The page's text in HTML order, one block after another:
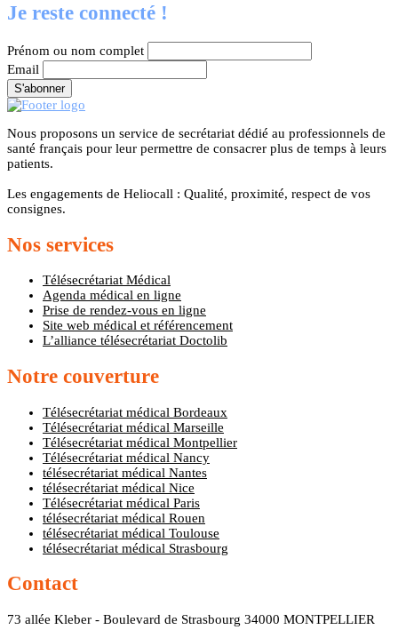
Je reste connecté !
Prénom ou nom complet
Email
Nous proposons un service de secrétariat dédié au professionnels de
santé français pour leur permettre de consacrer plus de temps à leurs
patients.
Les engagements de Heliocall : Qualité, proximité, respect de vos
consignes.
Nos services
Télésecrétariat Médical
Agenda médical en ligne
Prise de rendez-vous en ligne
Site web médical et référencement
L’alliance télésecrétariat Doctolib
Notre couverture
Télésecrétariat médical Bordeaux
Télésecrétariat médical Marseille
Télésecrétariat médical Montpellier
Télésecrétariat médical Nancy
télésecrétariat médical Nantes
télésecrétariat médical Nice
Télésecrétariat médical Paris
télésecrétariat médical Rouen
télésecrétariat médical Toulouse
télésecrétariat médical Strasbourg
Contact
73 allée Kleber - Boulevard de Strasbourg 34000 MONTPELLIER